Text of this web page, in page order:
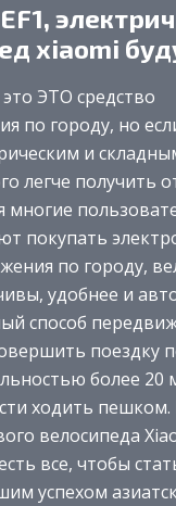
EF1,
xiaomi
ЭТО средство
по городу, но
и
легче получить
многие
покупать
по городу,
удобнее и
способ
поездку
более 20
ходить пешком.
велосипеда
есть все, чтобы
успехом